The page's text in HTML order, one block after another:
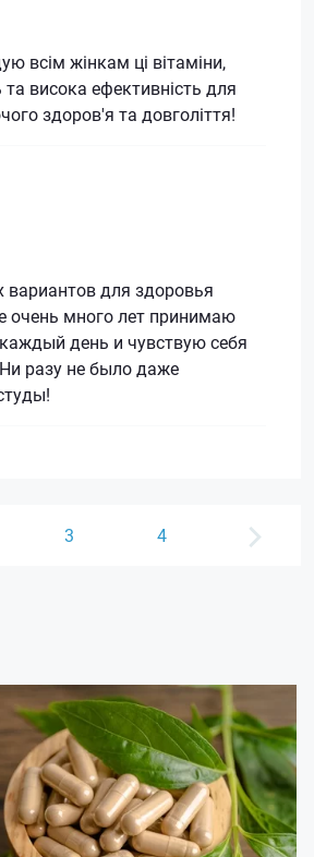
всім жінкам ці вітаміни,
висока ефективність для
здоров'я та довголіття!
вариантов для здоровья
много лет принимаю
день и чувствую себя
разу не было даже
3 4